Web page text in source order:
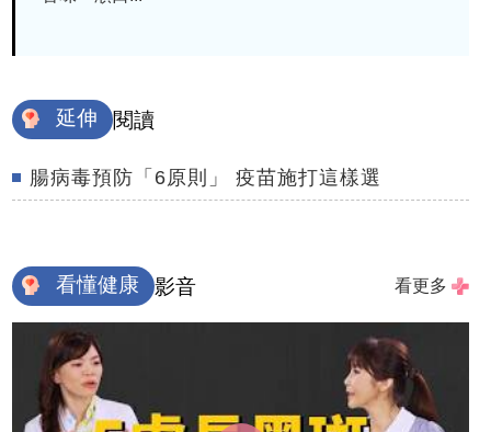
延伸 閱讀
腸病毒預防「6原則」 疫苗施打這樣選
看懂健康 影音 看更多